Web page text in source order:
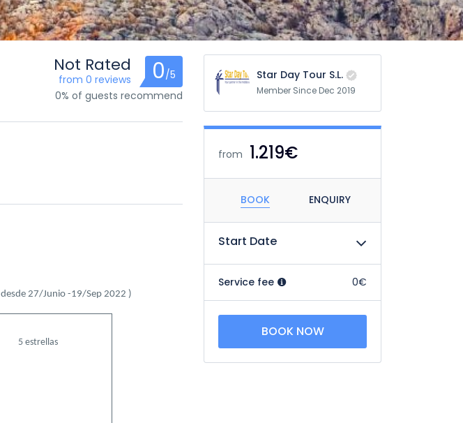
Not Rated
from 0 reviews 0/5
0% of guests recommend
desde 27/Junio -19/Sep 2022 )
5 estrellas
Star Day Tour S.L.
Member Since Dec 2019
from 1.219€
BOOK ENQUIRY
Start Date
Service fee 0€
BOOK NOW